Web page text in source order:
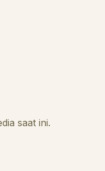
saat ini.